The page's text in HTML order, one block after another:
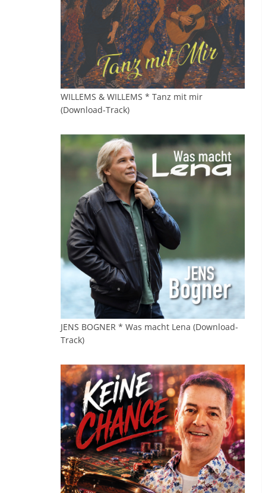
WILLEMS & WILLEMS * Tanz mit mir
(Download-Track)
JENS BOGNER * Was macht Lena (Download-
Track)